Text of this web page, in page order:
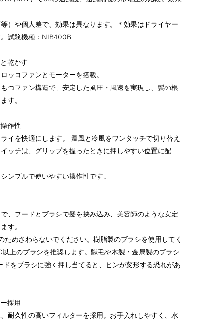
）や個人差で、効果は異なります。＊効果はドライヤー
試験機種：NIB400B
乾かす
ッコファンとモーターを搭載。
つファン構造で、安定した風圧・風速を実現し、髪の根
す。
作性
イを快適にします。 温風と冷風をワンタッチで切り替え
ッチは、グリップを握ったときに押しやすい位置に配
ンプルで使いやすい操作性です。
、フードとブラシで髪を挟み込み、美容師のような安定
す。
ためさわらないでください。樹脂製のブラシを使用してく
上のブラシを推奨します。獣毛や木製・金属製のブラシ
ドをブラシに強く押し当てると、ピンが変形する恐れがあ
採用
耐久性の高いフィルターを採用。お手入れしやすく、水